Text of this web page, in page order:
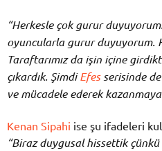
“Herkesle çok gurur
oyuncularla gurur duyuyorum.
Taraftarımız da işin içine
çıkardık. ŞimdiEfesserisinde de
ve mücadele ederek kazanmaya
Kenan Sipahi ise şu ifadeleri
“Biraz duygusal hissettik